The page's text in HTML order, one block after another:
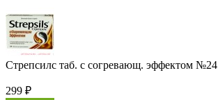
Стрепсилс таб. с согревающ. эффектом №24
299 ₽